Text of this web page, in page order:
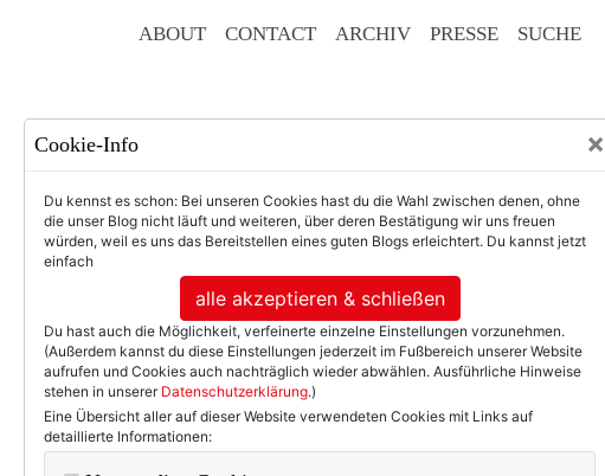
ABOUT CONTACT ARCHIV PRESSE SUCHE
For
50+ LIFESTYLE BEAUTY &
Cookie-Info ×
Du kennst es schon: Bei unseren Cookies hast du die Wahl zwischen denen, ohne
die unser Blog nicht läuft und weiteren, über deren Bestätigung wir uns freuen
würden, weil es uns das Bereitstellen eines guten Blogs erleichtert. Du kannst jetzt
einfach
alle akzeptieren & schließen
Du hast auch die Möglichkeit, verfeinerte einzelne Einstellungen vorzunehmen.
(Außerdem kannst du diese Einstellungen jederzeit im Fußbereich unserer Website
aufrufen und Cookies auch nachträglich wieder abwählen. Ausführliche Hinweise
stehen in unserer Datenschutzerklärung.)
Eine Übersicht aller auf dieser Website verwendeten Cookies mit Links auf
detaillierte Informationen: